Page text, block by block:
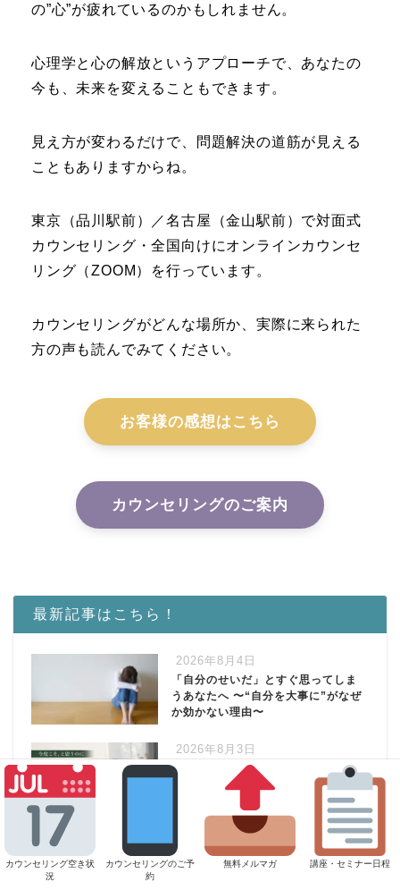
の”心”が疲れているのかもしれません。
心理学と心の解放というアプローチで、あなたの
今も、未来を変えることもできます。
見え方が変わるだけで、問題解決の道筋が見える
こともありますからね。
東京（品川駅前）／名古屋（金山駅前）で対面式
カウンセリング・全国向けにオンラインカウンセ
リング（ZOOM）を行っています。
カウンセリングがどんな場所か、実際に来られた
方の声も読んでみてください。
お客様の感想はこちら
カウンセリングのご案内
最新記事はこちら！
2026年8月4日
「自分のせいだ」とすぐ思ってしま
うあなたへ 〜“自分を大事に”がなぜ
か効かない理由〜
2026年8月3日
今度こそ、と思うのに恋愛や結婚が
続かない。魅力の問題じゃないとし
妻や彼女が何も言ってくれない｜そ
カウンセリング空き状
況
カウンセリングのご予
約
無料メルマガ 講座・セミナー日程